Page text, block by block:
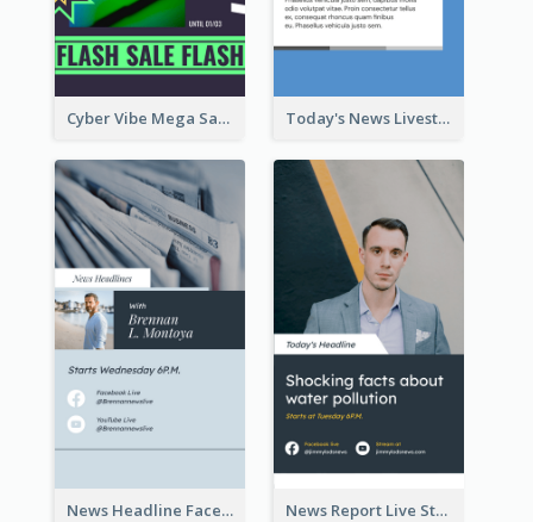
Cyber Vibe Mega Sale Instagram Stories Design Today's News Livestream Instagram Story
News Headline Facebook Streaming Instagram Story News Report Live Stream Instagram Story